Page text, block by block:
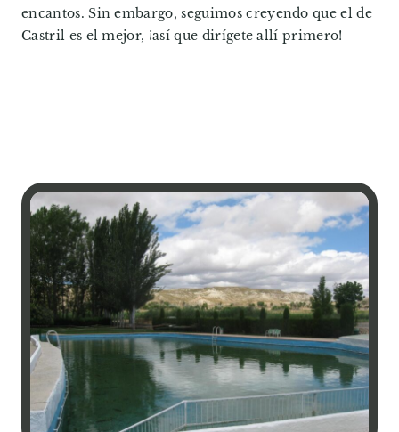
encantos. Sin embargo, seguimos creyendo que el de
Castril es el mejor, ¡así que dirígete allí primero!